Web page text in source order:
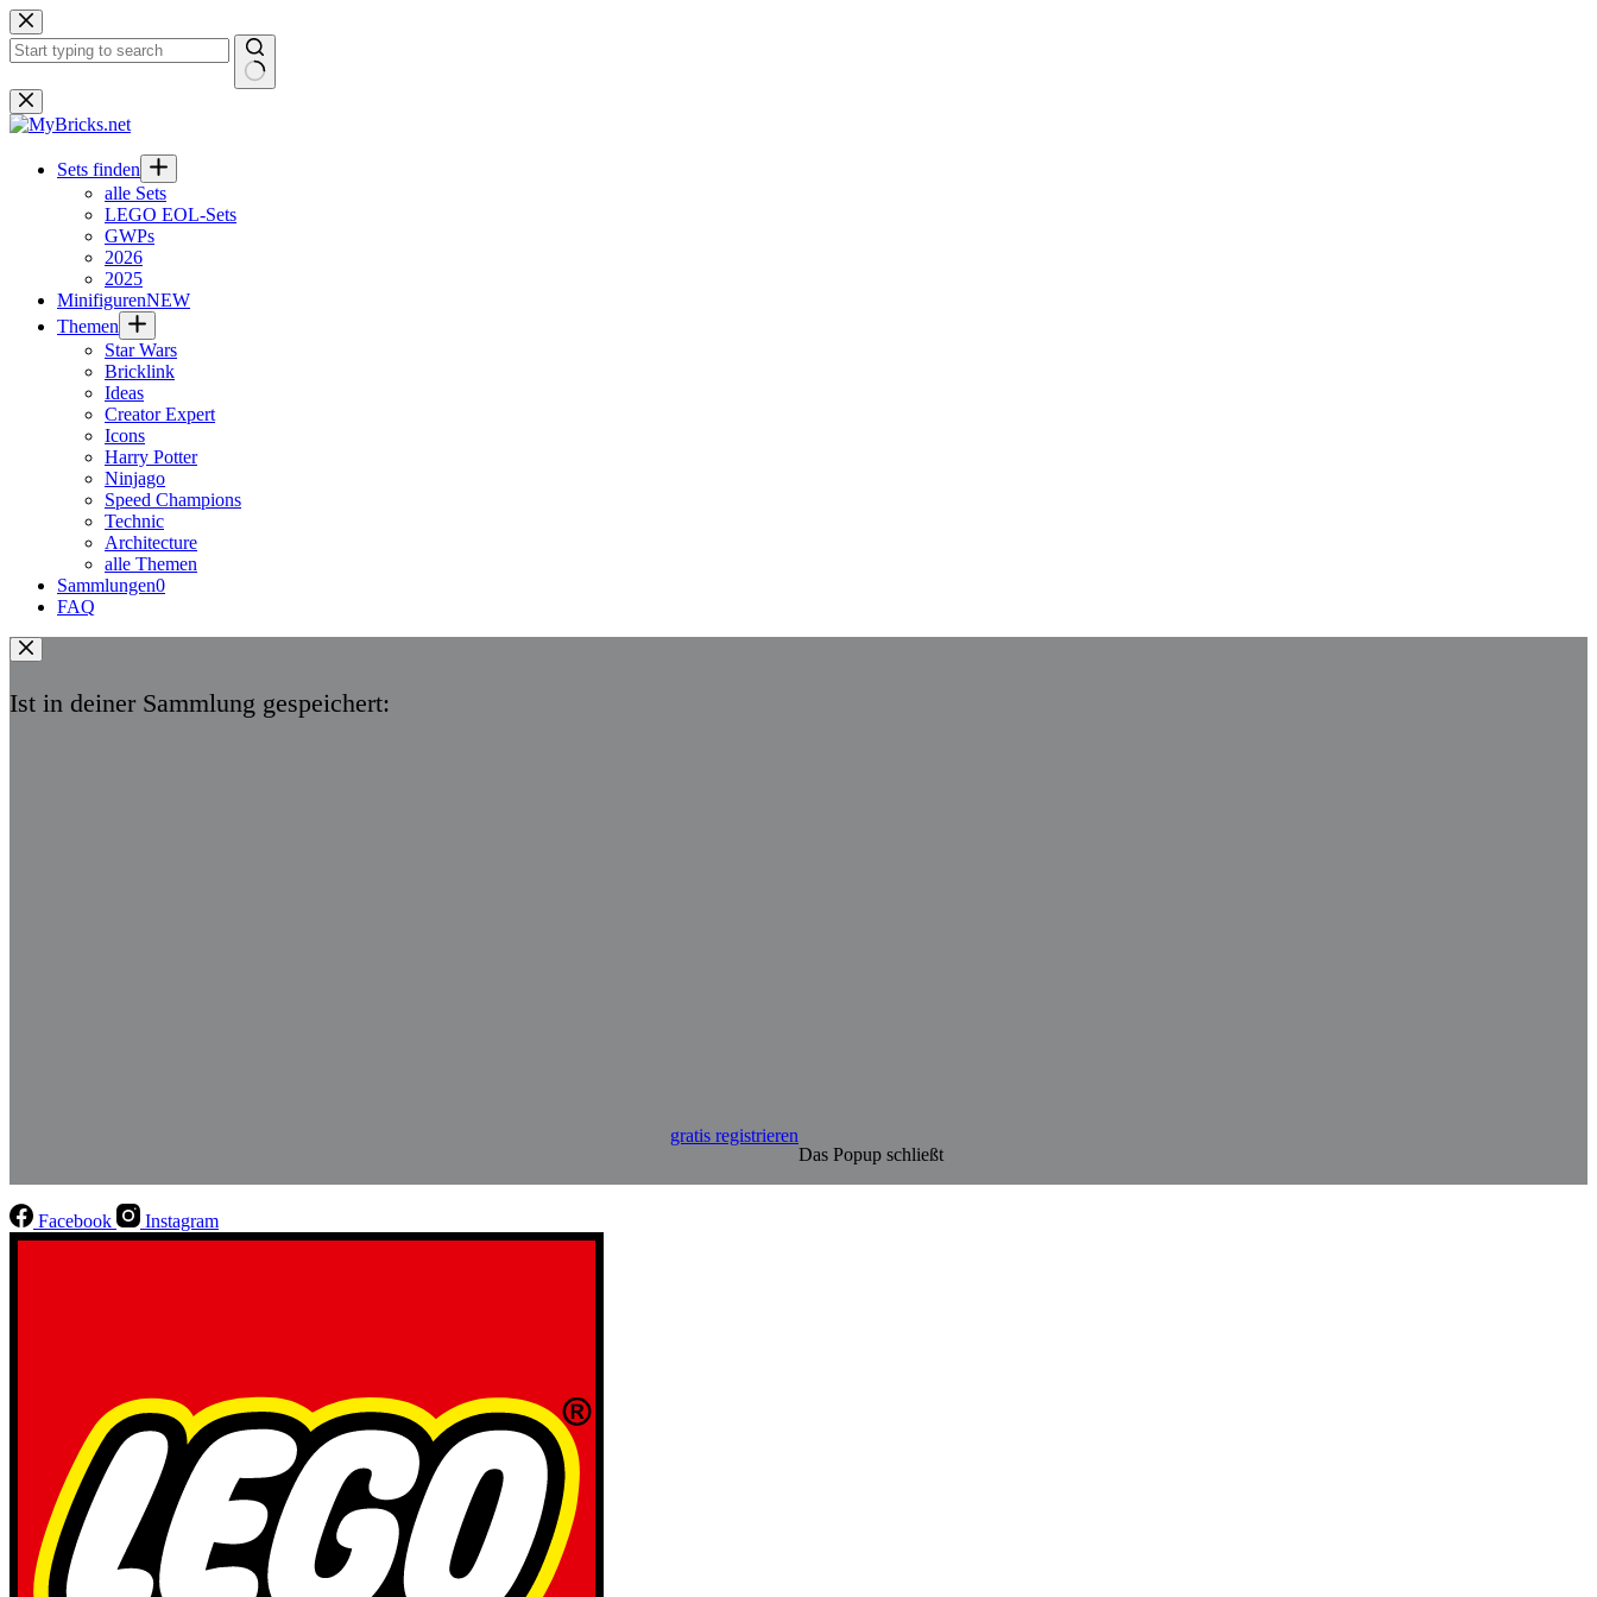
Zum
Inhalt
springen
Keine
Ergebnisse
Sets finden
alle Sets
LEGO EOL-Sets
GWPs
2026
2025
MinifigurenNEW
Themen
Star Wars
Bricklink
Ideas
Creator Expert
Icons
Harry Potter
Ninjago
Speed Champions
Technic
Architecture
alle Themen
Sammlungen0
FAQ
Ist in deiner Sammlung gespeichert:
gratis registrieren
Das Popup schließt
Facebook Instagram